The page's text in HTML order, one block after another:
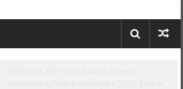
Menempa Generasi Muda Berkarakter Luhur
di Bumi Perkemahan Makroman Indah